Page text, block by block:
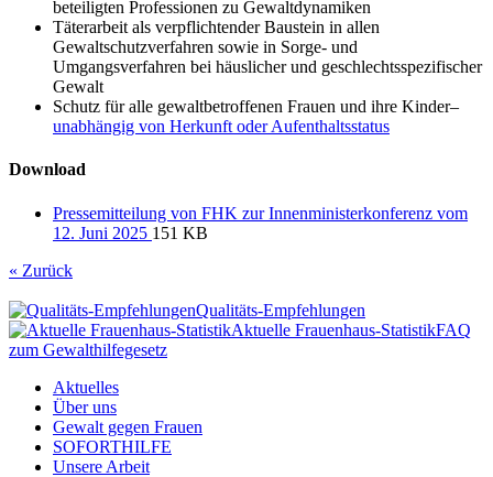
beteiligten Professionen zu Gewaltdynamiken
Täterarbeit als verpflichtender Baustein in allen
Gewaltschutzverfahren sowie in Sorge- und
Umgangsverfahren bei häuslicher und geschlechtsspezifischer
Gewalt
Schutz für alle gewaltbetroffenen Frauen und ihre Kinder–
unabhängig von Herkunft oder Aufenthaltsstatus
Download
Pressemitteilung von FHK zur Innenministerkonferenz vom
12. Juni 2025 151 KB
« Zurück
Qualitäts-Empfehlungen
Aktuelle Frauenhaus-StatistikFAQ
zum Gewalthilfegesetz
Aktuelles
Über uns
Gewalt gegen Frauen
SOFORTHILFE
Unsere Arbeit